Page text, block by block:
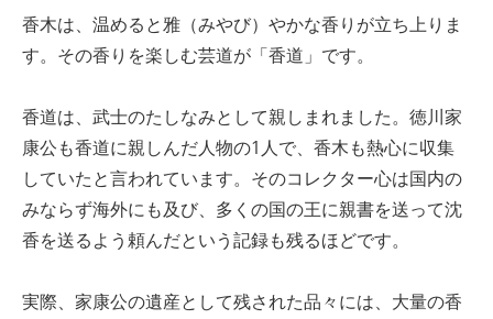
香木は、温めると雅（みやび）やかな香りが立ち上りま
す。その香りを楽しむ芸道が「香道」です。
香道は、武士のたしなみとして親しまれました。徳川家
康公も香道に親しんだ人物の1人で、香木も熱心に収集
していたと言われています。そのコレクター心は国内の
みならず海外にも及び、多くの国の王に親書を送って沈
香を送るよう頼んだという記録も残るほどです。
実際、家康公の遺産として残された品々には、大量の香